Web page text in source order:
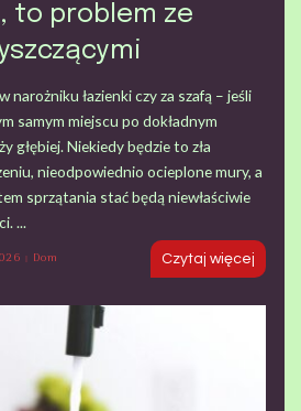
to problem ze
narożniku łazienki czy za szafą – jeśli
samym miejscu po dokładnym
głębiej. Niekiedy będzie to zła
nieodpowiednio ocieplone mury, a
sprzątania stać będą niewłaściwie
...
Dom Czytaj więcej